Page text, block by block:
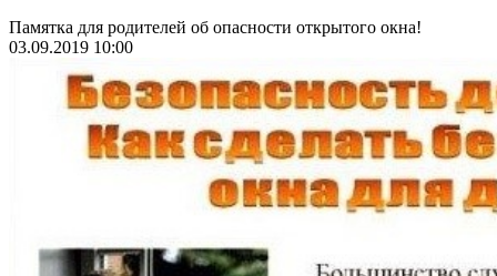
Памятка для родителей об опасности открытого окна!
03.09.2019 10:00